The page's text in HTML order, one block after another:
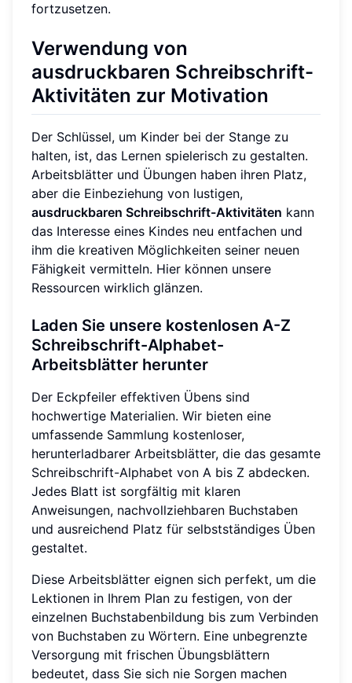
fortzusetzen.
Verwendung von
ausdruckbaren Schreibschrift-
Aktivitäten zur Motivation
Der Schlüssel, um Kinder bei der Stange zu
halten, ist, das Lernen spielerisch zu gestalten.
Arbeitsblätter und Übungen haben ihren Platz,
aber die Einbeziehung von lustigen,
ausdruckbaren Schreibschrift-Aktivitäten kann
das Interesse eines Kindes neu entfachen und
ihm die kreativen Möglichkeiten seiner neuen
Fähigkeit vermitteln. Hier können unsere
Ressourcen wirklich glänzen.
Laden Sie unsere kostenlosen A-Z
Schreibschrift-Alphabet-
Arbeitsblätter herunter
Der Eckpfeiler effektiven Übens sind
hochwertige Materialien. Wir bieten eine
umfassende Sammlung kostenloser,
herunterladbarer Arbeitsblätter, die das gesamte
Schreibschrift-Alphabet von A bis Z abdecken.
Jedes Blatt ist sorgfältig mit klaren
Anweisungen, nachvollziehbaren Buchstaben
und ausreichend Platz für selbstständiges Üben
gestaltet.
Diese Arbeitsblätter eignen sich perfekt, um die
Lektionen in Ihrem Plan zu festigen, von der
einzelnen Buchstabenbildung bis zum Verbinden
von Buchstaben zu Wörtern. Eine unbegrenzte
Versorgung mit frischen Übungsblättern
bedeutet, dass Sie sich nie Sorgen machen